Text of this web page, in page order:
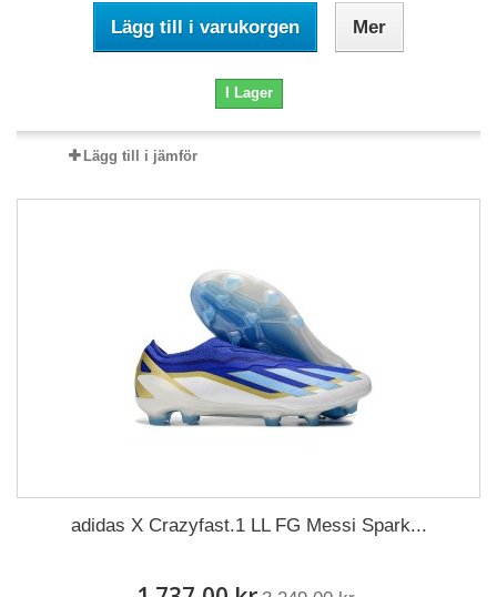
Lägg till i varukorgen Mer
I Lager
Lägg till i jämför
adidas X Crazyfast.1 LL FG Messi Spark...